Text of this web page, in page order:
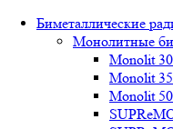
Биметаллические
Монолитные
Mоnоlit
Mоnоlit
Mоnоlit